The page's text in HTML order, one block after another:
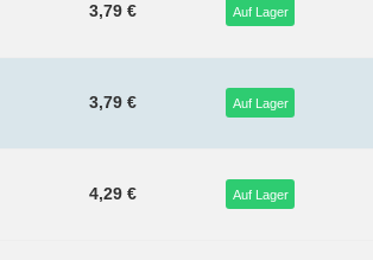
3,79 € Auf Lager
3,79 € Auf Lager
4,29 € Auf Lager